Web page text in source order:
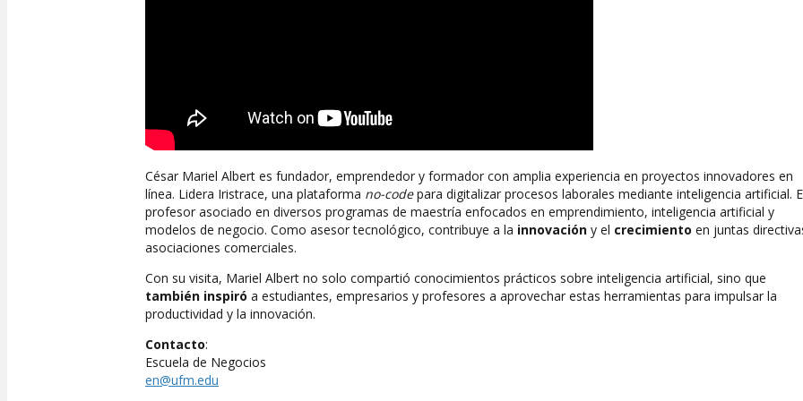
César Mariel Albert es fundador, emprendedor y formador con amplia experiencia en proyectos innovadores en
línea. Lidera Iristrace, una plataforma no-codepara digitalizar procesos laborales mediante inteligencia artificial.
profesor asociado en diversos programas de maestría enfocados en emprendimiento, inteligencia artificial y
modelos de negocio. Como asesor tecnológico, contribuye a la innovación y el crecimiento en juntas
asociaciones comerciales.
Con su visita, Mariel Albert no solo compartió conocimientos prácticos sobre inteligencia artificial, sino que
también inspiró a estudiantes, empresarios y profesores a aprovechar estas herramientas para impulsar la
productividad y la innovación.
Contacto:
Escuela de Negocios
en@ufm.edu